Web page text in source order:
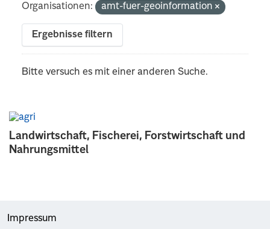
Landwirtschaft, Fischerei, Forstwirtschaft und
Nahrungsmittel
Organisationen:
amt-fuer-geoinformation
Ergebnisse filtern
Bitte versuch es mit einer anderen Suche.
Impressum